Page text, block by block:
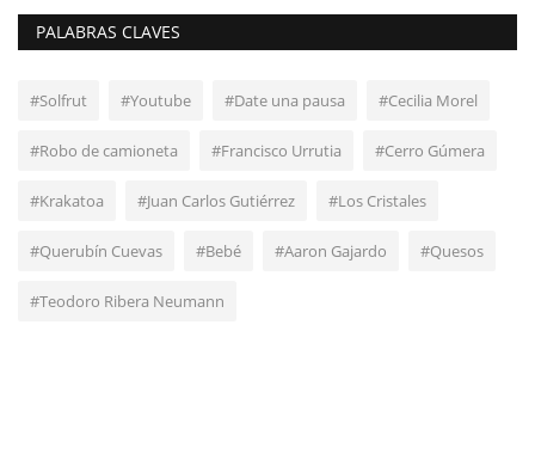
PALABRAS CLAVES
#Solfrut #Youtube #Date una pausa #Cecilia Morel
#Robo de camioneta #Francisco Urrutia #Cerro Gúmera
#Krakatoa #Juan Carlos Gutiérrez #Los Cristales
#Querubín Cuevas #Bebé #Aaron Gajardo #Quesos
#Teodoro Ribera Neumann